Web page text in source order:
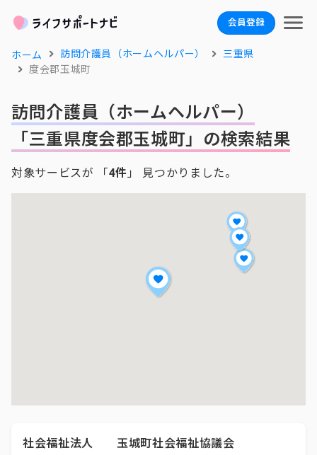
会員登録
ホーム 訪問介護員（ホームヘルパー）
三重県
度会郡玉城町
訪問介護員（ホームヘルパー）
「三重県度会郡玉城町」の検索結果
対象サービスが 「4件 」 見つかりました。
社会福祉法人 玉城町社会福祉協議会